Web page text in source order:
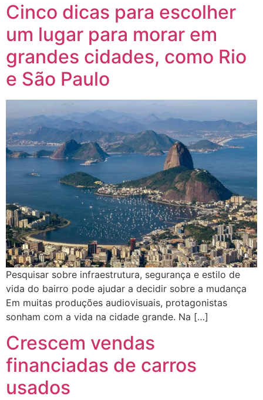
Cinco dicas para escolher
um lugar para morar em
grandes cidades, como Rio
e São Paulo
Pesquisar sobre infraestrutura, segurança e estilo de
vida do bairro pode ajudar a decidir sobre a mudança
Em muitas produções audiovisuais, protagonistas
sonham com a vida na cidade grande. Na […]
Crescem vendas
financiadas de carros
usados